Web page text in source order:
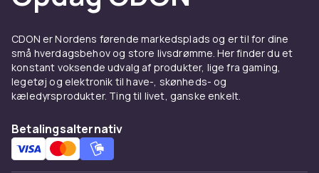
CDON er Nordens førende markedsplads og er til for dine
små hverdagsbehov og store livsdrømme. Her finder du et
konstant voksende udvalg af produkter, lige fra gaming,
legetøj og elektronik til have-, skønheds- og
kæledyrsprodukter. Ting til livet, ganske enkelt.
Betalingsalternativ